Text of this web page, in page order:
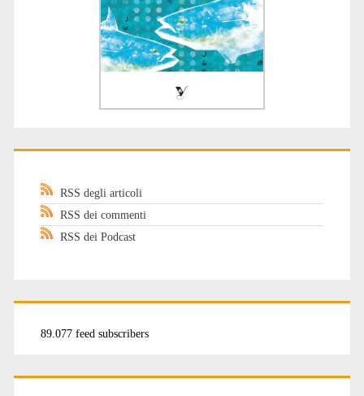
RSS degli articoli
RSS dei commenti
RSS dei Podcast
89.077 feed subscribers